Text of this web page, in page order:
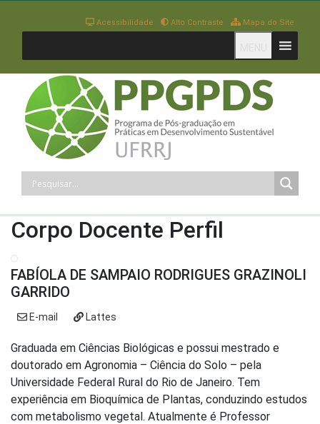
Mapa do Site
Alto Contraste
Acessibilidade
Corpo Docente Perfil
FABÍOLA DE SAMPAIO RODRIGUES GRAZINOLI
GARRIDO
E-mail Lattes
Graduada em Ciências Biológicas e possui mestrado e
doutorado em Agronomia – Ciência do Solo – pela
Universidade Federal Rural do Rio de Janeiro. Tem
experiência em Bioquímica de Plantas, conduzindo estudos
com metabolismo vegetal. Atualmente é Professor